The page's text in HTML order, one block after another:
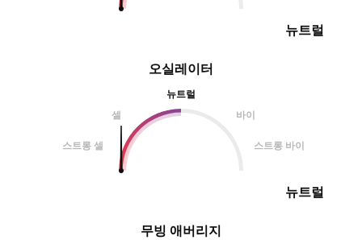
오실레이터
뉴트럴
셀
바이
스트롱 셀 스트롱 바이
뉴트럴
뉴트럴
무빙 애버리지